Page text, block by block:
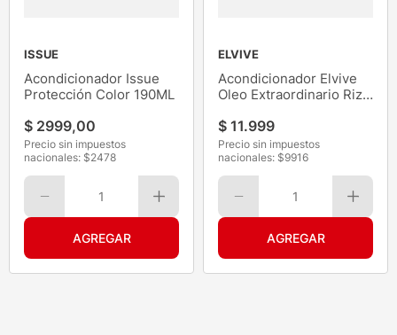
ISSUE
Acondicionador Issue
Protección Color 190ML
$ 2999,00
Precio sin impuestos
nacionales: $2478
1
ELVIVE
Acondicionador Elvive
Oleo Extraordinario Rizo
$ 11.999
Precio sin impuestos
nacionales: $9916
1